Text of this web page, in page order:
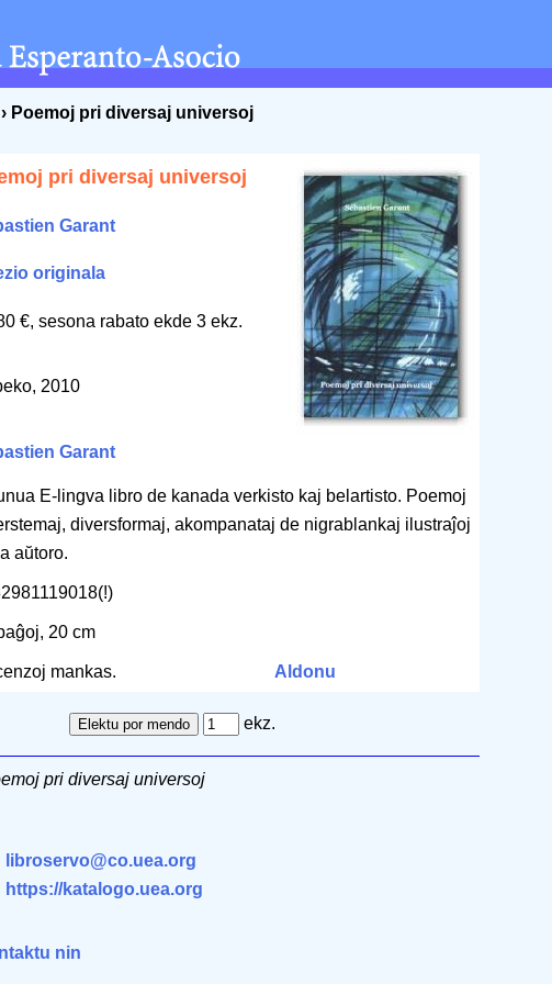
› Poemoj pri diversaj universoj
pri diversaj universoj
Garant
originala
€, sesona rabato ekde 3 ekz.
2010
Garant
E-lingva libro de kanada verkisto kaj belartisto. Poemoj
diversformaj, akompanataj de nigrablankaj ilustraĵoj
aŭtoro.
20 cm
mankas. Aldonu
ekz.
pri diversaj universoj
libroservo@co.uea.org
https://katalogo.uea.org
nin